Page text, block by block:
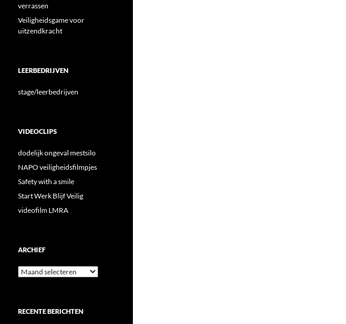
verrassen
Veiligheidsgame voor
uitzendkracht
LEERBEDRIJVEN
stage/leerbedrijven
VIDEOCLIPS
dodelijk ongeval mestsilo
NAPO veiligheidsfilmpjes
Safety with a smile
Start Werk Blijf Veilig
videofilm LMRA
ARCHIEF
Archief
RECENTE BERICHTEN